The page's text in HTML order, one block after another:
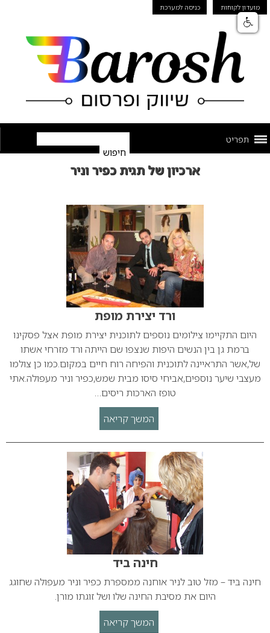
מועדון לקוחות כניסה למערכת
תפריט
ארכיון של תגית כפיר וניר
ורד יצירת מופת
היום התקיימו צילומים נוספים לתוכנית יצירת מופת אצל פסקינו
ברמת גן בין הנשים היפות שנצפו שם הייתה ורד מזרחי אשתו
של,אשר התראיינה לתוכנית והפיחה רוח חיים במקום.כמו כן צולמו
מעצבי שיער נוספים,אביחי סיסו מבית שמש,כפיר וניר מעפולה.אתי
טופז הארכות ריסים…
המשך קריאה
חינה ביד
חינה ביד – מזל טוב לניר אוחנה ממספרת כפיר וניר מעפולה שחוגג
היום את מסיבת החינה שלו ושל זוגתו מורן.
המשך קריאה